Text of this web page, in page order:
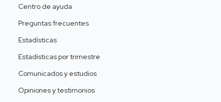
Centro de ayuda
Preguntas frecuentes
Estadísticas
Estadísticas por trimestre
Comunicados y estudios
Opiniones y testimonios